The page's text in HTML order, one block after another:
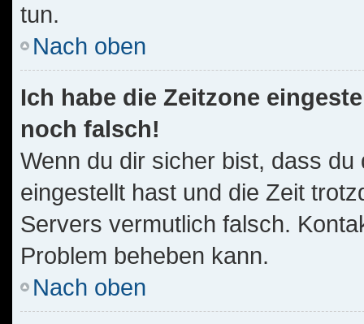
tun.
Nach oben
Ich habe die Zeitzone
noch falsch!
Wenn du dir sicher bist, dass
eingestellt hast und die Zeit
Servers vermutlich falsch.
Problem beheben kann.
Nach oben